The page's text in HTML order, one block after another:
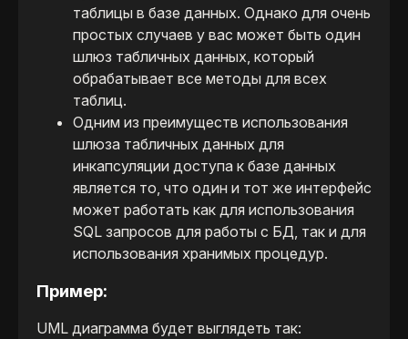
таблицы в базе данных. Однако для очень
простых случаев у вас может быть один
шлюз табличных данных, который
обрабатывает все методы для всех
таблиц.
Одним из преимуществ использования
шлюза табличных данных для
инкапсуляции доступа к базе данных
является то, что один и тот же интерфейс
может работать как для использования
SQL запросов для работы с БД, так и для
использования хранимых процедур.
Пример:
UML диаграмма будет выглядеть так: